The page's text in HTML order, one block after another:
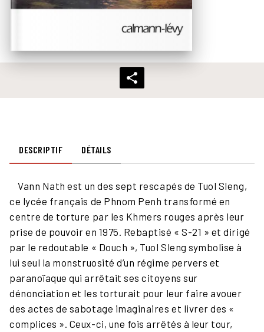
DESCRIPTIF DÉTAILS
Vann Nath est un des sept rescapés de Tuol Sleng,
ce lycée français de Phnom Penh transformé en
centre de torture par les Khmers rouges après leur
prise de pouvoir en 1975. Rebaptisé « S-21 » et dirigé
par le redoutable « Douch », Tuol Sleng symbolise à
lui seul la monstruosité d’un régime pervers et
paranoïaque qui arrêtait ses citoyens sur
dénonciation et les torturait pour leur faire avouer
des actes de sabotage imaginaires et livrer des «
complices ». Ceux-ci, une fois arrêtés à leur tour,